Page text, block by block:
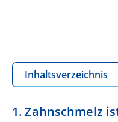
Inhaltsverzeichnis
1. Zahnschmelz